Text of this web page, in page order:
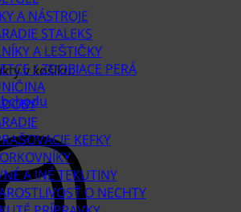
v košíku.
A NÁSTROJE
STALEKS
A LEŠTIČKY
/ ZDOBIACE PERÁ
KEFKY
A INÉ TEKUTINY
O NECHTY